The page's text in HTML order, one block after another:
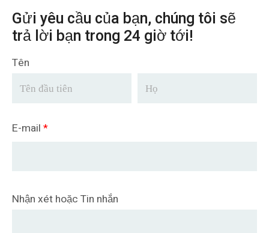
Gửi yêu cầu của bạn, chúng tôi sẽ
trả lời bạn trong 24 giờ tới!
Tên
E-mail *
Nhận xét hoặc Tin nhắn